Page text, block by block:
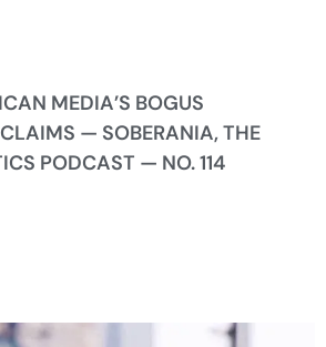
MEDIA’S BOGUS
— SOBERANIA, THE
PODCAST — NO. 114